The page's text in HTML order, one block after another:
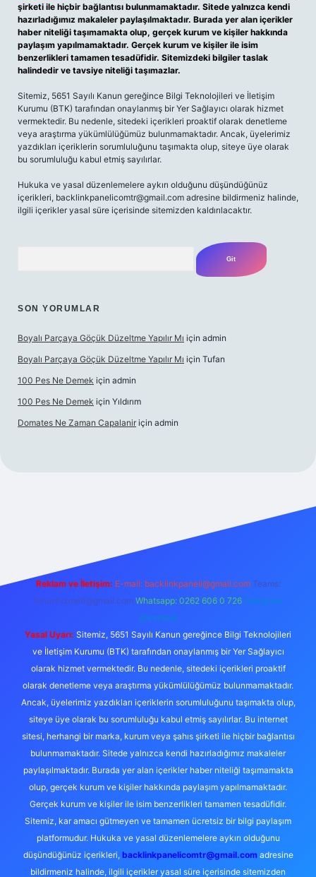
şirketi ile hiçbir bağlantısı bulunmamaktadır. Sitede yalnızca kendi
hazırladığımız makaleler paylaşılmaktadır. Burada yer alan içerikler
haber niteliği taşımamakta olup, gerçek kurum ve kişiler hakkında
paylaşım yapılmamaktadır. Gerçek kurum ve kişiler ile isim
benzerlikleri tamamen tesadüfidir. Sitemizdeki bilgiler taslak
halindedir ve tavsiye niteliği taşımazlar.
Sitemiz, 5651 Sayılı Kanun gereğince Bilgi Teknolojileri ve İletişim
Kurumu (BTK) tarafından onaylanmış bir Yer Sağlayıcı olarak hizmet
vermektedir. Bu nedenle, sitedeki içerikleri proaktif olarak denetleme
veya araştırma yükümlülüğümüz bulunmamaktadır. Ancak, üyelerimiz
yazdıkları içeriklerin sorumluluğunu taşımakta olup, siteye üye olarak
bu sorumluluğu kabul etmiş sayılırlar.
Hukuka ve yasal düzenlemelere aykırı olduğunu düşündüğünüz
içerikleri, backlinkpanelicomtr@gmail.com adresine bildirmeniz halinde,
ilgili içerikler yasal süre içerisinde sitemizden kaldırılacaktır.
SON YORUMLAR
Boyalı Parçaya Göçük Düzeltme Yapılır Mı için admin
Boyalı Parçaya Göçük Düzeltme Yapılır Mı için Tufan
100 Pes Ne Demek için admin
100 Pes Ne Demek için Yıldırım
Domates Ne Zaman Capalanir için admin
Reklam ve İletişim: E-mail: backlinkpaneli@gmail.com Teams:
forumhizmeti@gmail.com Whatsapp: 0262 606 0 726 Telegram:
@karabul
Yasal Uyarı: Sitemiz, 5651 Sayılı Kanun gereğince Bilgi Teknolojileri
ve İletişim Kurumu (BTK) tarafından onaylanmış bir Yer Sağlayıcı
olarak hizmet vermektedir. Bu nedenle, sitedeki içerikleri proaktif
olarak denetleme veya araştırma yükümlülüğümüz bulunmamaktadır.
Ancak, üyelerimiz yazdıkları içeriklerin sorumluluğunu taşımakta olup,
siteye üye olarak bu sorumluluğu kabul etmiş sayılırlar. Bu internet
sitesi, herhangi bir marka, kurum veya şahıs şirketi ile hiçbir bağlantısı
bulunmamaktadır. Sitede yalnızca kendi hazırladığımız makaleler
paylaşılmaktadır. Burada yer alan içerikler haber niteliği taşımamakta
olup, gerçek kurum ve kişiler hakkında paylaşım yapılmamaktadır.
Gerçek kurum ve kişiler ile isim benzerlikleri tamamen tesadüfidir.
Sitemiz, kar amacı gütmeyen ve tamamen ücretsiz bir bilgi paylaşım
platformudur. Hukuka ve yasal düzenlemelere aykırı olduğunu
düşündüğünüz içerikleri, backlinkpanelicomtr@gmail.comadresine
bildirmeniz halinde, ilgili içerikler yasal süre içerisinde sitemizden